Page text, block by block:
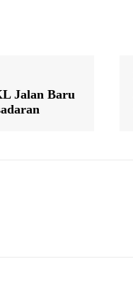
Jalan Baru